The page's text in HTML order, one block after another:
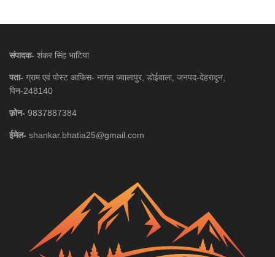
संपादक- शंकर सिंह भाटिया
पता- ग्राम एवं पोस्ट आफिस- नागल ज्वालापुर, डोईवाला, जनपद-देहरादून,
पिन-248140
फ़ोन- 9837887384
ईमेल- shankar.bhatia25@gmail.com